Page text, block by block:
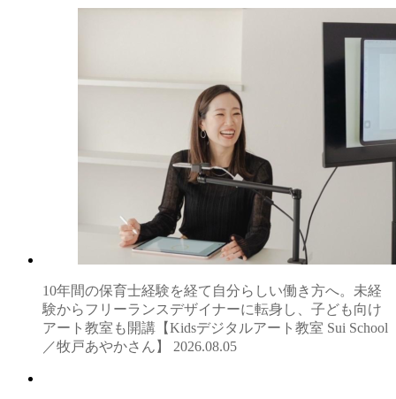
10年間の保育士経験を経て自分らしい働き方へ。未経
験からフリーランスデザイナーに転身し、子ども向け
アート教室も開講【Kidsデジタルアート教室 Sui School
／牧戸あやかさん】 2026.08.05